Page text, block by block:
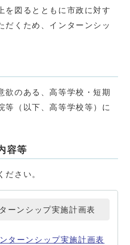
を図るとともに市政に対す
だくため、インターンシッ
欲のある、高等学校・短期
等（以下、高等学校等）に
容等
ださい。
ーンシップ実施計画表
ターンシップ実施計画表